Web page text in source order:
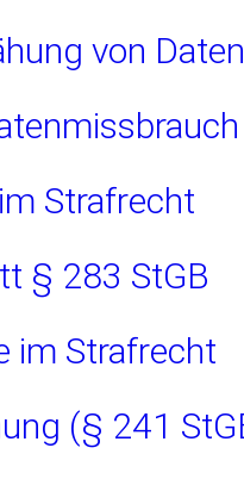
von Daten
Strafrecht
§ 283 StGB
im Strafrecht
(§ 241